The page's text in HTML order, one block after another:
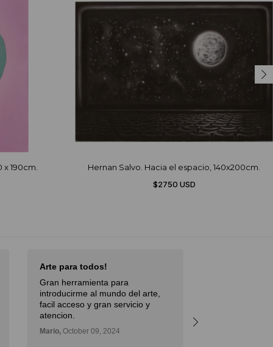
x 190cm.
Hernan Salvo. Hacia el espacio, 140x200cm.
$2750 USD
Arte para todos!
Gran herramienta para
introducirme al mundo del arte,
facil acceso y gran servicio y
atencion.
Mario, October 09, 2024